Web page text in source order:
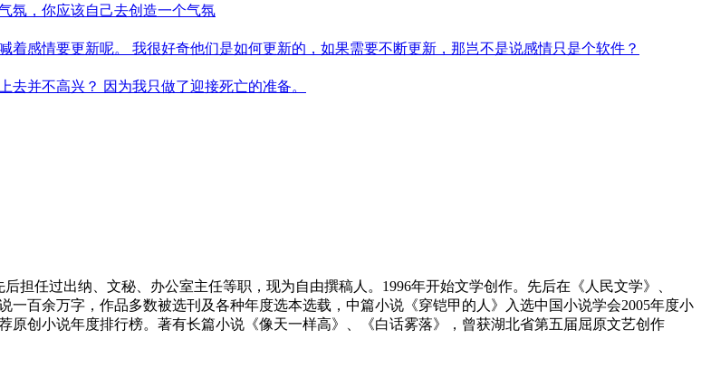
氛，你应该自己去创造一个气氛
感情要更新呢。 我很好奇他们是如何更新的，如果需要不断更新，那岂不是说感情只是个软件？
并不高兴？ 因为我只做了迎接死亡的准备。
担任过出纳、文秘、办公室主任等职，现为自由撰稿人。1996年开始文学创作。先后在《人民文学》、
一百余万字，作品多数被选刊及各种年度选本选载，中篇小说《穿铠甲的人》入选中国小说学会2005年度小
创小说年度排行榜。著有长篇小说《像天一样高》、《白话雾落》，曾获湖北省第五届屈原文艺创作